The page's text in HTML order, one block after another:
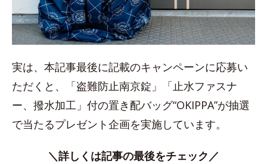
実は、本記事最後に記載のキャンペーンに応募い
ただくと、「盗難防止南京錠」「止水ファスナ
ー、撥水加工」付の置き配バッグ“OKIPPA”が抽選
で当たるプレゼント企画を実施しています。
＼詳しくは記事の最後をチェック／